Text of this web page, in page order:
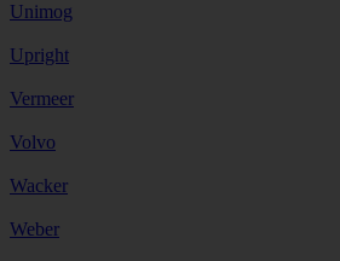
Unimog
Upright
Vermeer
Volvo
Wacker
Weber